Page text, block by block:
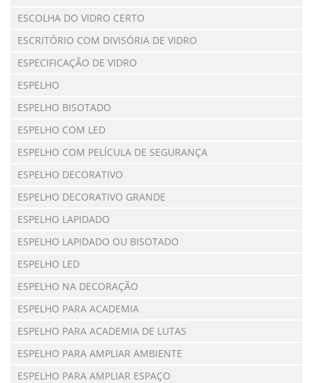
ESCOLHA DO VIDRO CERTO
ESCRITÓRIO COM DIVISÓRIA DE VIDRO
ESPECIFICAÇÃO DE VIDRO
ESPELHO
ESPELHO BISOTADO
ESPELHO COM LED
ESPELHO COM PELÍCULA DE SEGURANÇA
ESPELHO DECORATIVO
ESPELHO DECORATIVO GRANDE
ESPELHO LAPIDADO
ESPELHO LAPIDADO OU BISOTADO
ESPELHO LED
ESPELHO NA DECORAÇÃO
ESPELHO PARA ACADEMIA
ESPELHO PARA ACADEMIA DE LUTAS
ESPELHO PARA AMPLIAR AMBIENTE
ESPELHO PARA AMPLIAR ESPAÇO